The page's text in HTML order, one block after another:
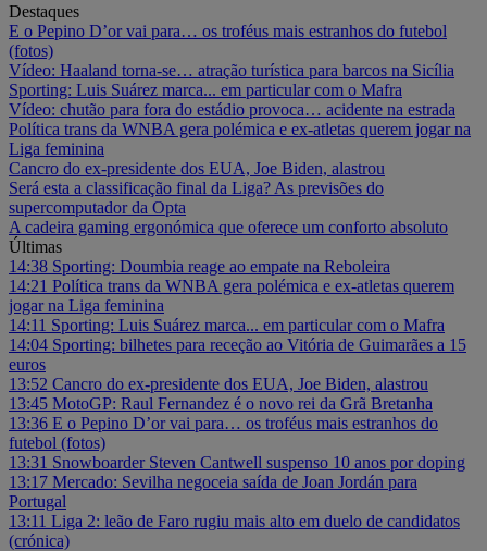
Destaques
E o Pepino D’or vai para… os troféus mais estranhos do futebol
(fotos)
Vídeo: Haaland torna-se… atração turística para barcos na Sicília
Sporting: Luis Suárez marca... em particular com o Mafra
Vídeo: chutão para fora do estádio provoca… acidente na estrada
Política trans da WNBA gera polémica e ex-atletas querem jogar na
Liga feminina
Cancro do ex-presidente dos EUA, Joe Biden, alastrou
Será esta a classificação final da Liga? As previsões do
supercomputador da Opta
A cadeira gaming ergonómica que oferece um conforto absoluto
Últimas
14:38 Sporting: Doumbia reage ao empate na Reboleira
14:21 Política trans da WNBA gera polémica e ex-atletas querem
jogar na Liga feminina
14:11 Sporting: Luis Suárez marca... em particular com o Mafra
14:04 Sporting: bilhetes para receção ao Vitória de Guimarães a 15
euros
13:52 Cancro do ex-presidente dos EUA, Joe Biden, alastrou
13:45 MotoGP: Raul Fernandez é o novo rei da Grã Bretanha
13:36 E o Pepino D’or vai para… os troféus mais estranhos do
futebol (fotos)
13:31 Snowboarder Steven Cantwell suspenso 10 anos por doping
13:17 Mercado: Sevilha negoceia saída de Joan Jordán para
Portugal
13:11 Liga 2: leão de Faro rugiu mais alto em duelo de candidatos
(crónica)